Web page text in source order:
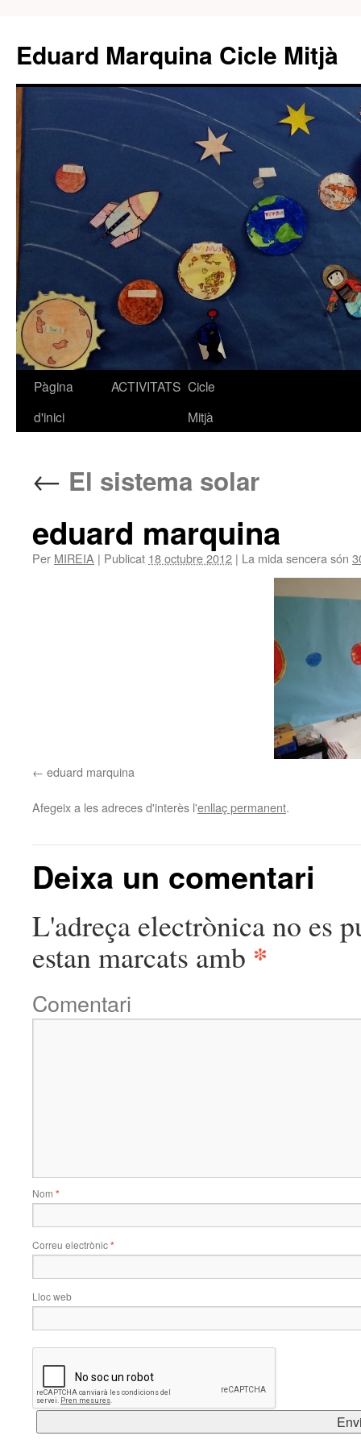
Eduard Marquina Cicle Mitjà
Vés
Pàgina
d'inici
ACTIVITATS Cicle
Mitjà
← El sistema solar
eduard marquina
Per MIREIA | Publicat 18 octubre 2012 | La mida sencera són
eduard marquina
Afegeix a les adreces d'interès l'enllaç permanent.
Deixa un comentari
L'adreça electrònica no es
estan marcats amb *
Comentari
Nom *
Correu electrònic*
Lloc web